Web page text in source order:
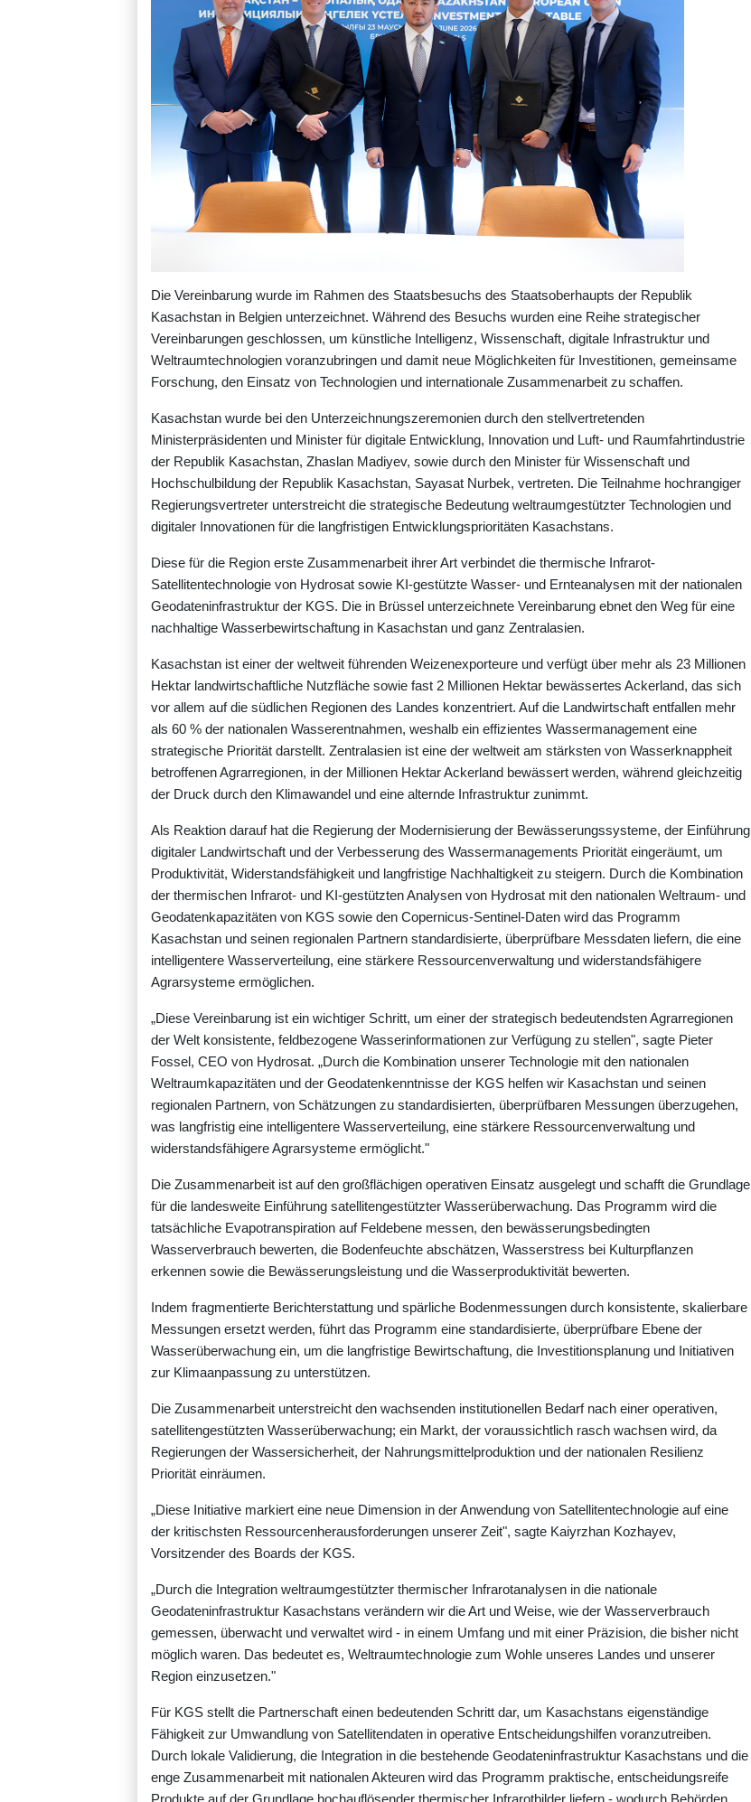
Die Vereinbarung wurde im Rahmen des Staatsbesuchs des Staatsoberhaupts der Republik
Kasachstan in Belgien unterzeichnet. Während des Besuchs wurden eine Reihe strategischer
Vereinbarungen geschlossen, um künstliche Intelligenz, Wissenschaft, digitale Infrastruktur und
Weltraumtechnologien voranzubringen und damit neue Möglichkeiten für Investitionen, gemeinsame
Forschung, den Einsatz von Technologien und internationale Zusammenarbeit zu schaffen.
Kasachstan wurde bei den Unterzeichnungszeremonien durch den stellvertretenden
Ministerpräsidenten und Minister für digitale Entwicklung, Innovation und Luft- und Raumfahrtindustrie
der Republik Kasachstan, Zhaslan Madiyev, sowie durch den Minister für Wissenschaft und
Hochschulbildung der Republik Kasachstan, Sayasat Nurbek, vertreten. Die Teilnahme hochrangiger
Regierungsvertreter unterstreicht die strategische Bedeutung weltraumgestützter Technologien und
digitaler Innovationen für die langfristigen Entwicklungsprioritäten Kasachstans.
Diese für die Region erste Zusammenarbeit ihrer Art verbindet die thermische Infrarot-
Satellitentechnologie von Hydrosat sowie KI-gestützte Wasser- und Ernteanalysen mit der nationalen
Geodateninfrastruktur der KGS. Die in Brüssel unterzeichnete Vereinbarung ebnet den Weg für eine
nachhaltige Wasserbewirtschaftung in Kasachstan und ganz Zentralasien.
Kasachstan ist einer der weltweit führenden Weizenexporteure und verfügt über mehr als 23 Millionen
Hektar landwirtschaftliche Nutzfläche sowie fast 2 Millionen Hektar bewässertes Ackerland, das sich
vor allem auf die südlichen Regionen des Landes konzentriert. Auf die Landwirtschaft entfallen mehr
als 60 % der nationalen Wasserentnahmen, weshalb ein effizientes Wassermanagement eine
strategische Priorität darstellt. Zentralasien ist eine der weltweit am stärksten von Wasserknappheit
betroffenen Agrarregionen, in der Millionen Hektar Ackerland bewässert werden, während gleichzeitig
der Druck durch den Klimawandel und eine alternde Infrastruktur zunimmt.
Als Reaktion darauf hat die Regierung der Modernisierung der Bewässerungssysteme, der Einführung
digitaler Landwirtschaft und der Verbesserung des Wassermanagements Priorität eingeräumt, um
Produktivität, Widerstandsfähigkeit und langfristige Nachhaltigkeit zu steigern. Durch die Kombination
der thermischen Infrarot- und KI-gestützten Analysen von Hydrosat mit den nationalen Weltraum- und
Geodatenkapazitäten von KGS sowie den Copernicus-Sentinel-Daten wird das Programm
Kasachstan und seinen regionalen Partnern standardisierte, überprüfbare Messdaten liefern, die eine
intelligentere Wasserverteilung, eine stärkere Ressourcenverwaltung und widerstandsfähigere
Agrarsysteme ermöglichen.
„Diese Vereinbarung ist ein wichtiger Schritt, um einer der strategisch bedeutendsten Agrarregionen
der Welt konsistente, feldbezogene Wasserinformationen zur Verfügung zu stellen", sagte Pieter
Fossel, CEO von Hydrosat. „Durch die Kombination unserer Technologie mit den nationalen
Weltraumkapazitäten und der Geodatenkenntnisse der KGS helfen wir Kasachstan und seinen
regionalen Partnern, von Schätzungen zu standardisierten, überprüfbaren Messungen überzugehen,
was langfristig eine intelligentere Wasserverteilung, eine stärkere Ressourcenverwaltung und
widerstandsfähigere Agrarsysteme ermöglicht."
Die Zusammenarbeit ist auf den großflächigen operativen Einsatz ausgelegt und schafft die Grundlage
für die landesweite Einführung satellitengestützter Wasserüberwachung. Das Programm wird die
tatsächliche Evapotranspiration auf Feldebene messen, den bewässerungsbedingten
Wasserverbrauch bewerten, die Bodenfeuchte abschätzen, Wasserstress bei Kulturpflanzen
erkennen sowie die Bewässerungsleistung und die Wasserproduktivität bewerten.
Indem fragmentierte Berichterstattung und spärliche Bodenmessungen durch konsistente, skalierbare
Messungen ersetzt werden, führt das Programm eine standardisierte, überprüfbare Ebene der
Wasserüberwachung ein, um die langfristige Bewirtschaftung, die Investitionsplanung und Initiativen
zur Klimaanpassung zu unterstützen.
Die Zusammenarbeit unterstreicht den wachsenden institutionellen Bedarf nach einer operativen,
satellitengestützten Wasserüberwachung; ein Markt, der voraussichtlich rasch wachsen wird, da
Regierungen der Wassersicherheit, der Nahrungsmittelproduktion und der nationalen Resilienz
Priorität einräumen.
„Diese Initiative markiert eine neue Dimension in der Anwendung von Satellitentechnologie auf eine
der kritischsten Ressourcenherausforderungen unserer Zeit", sagte Kaiyrzhan Kozhayev,
Vorsitzender des Boards der KGS.
„Durch die Integration weltraumgestützter thermischer Infrarotanalysen in die nationale
Geodateninfrastruktur Kasachstans verändern wir die Art und Weise, wie der Wasserverbrauch
gemessen, überwacht und verwaltet wird - in einem Umfang und mit einer Präzision, die bisher nicht
möglich waren. Das bedeutet es, Weltraumtechnologie zum Wohle unseres Landes und unserer
Region einzusetzen."
Für KGS stellt die Partnerschaft einen bedeutenden Schritt dar, um Kasachstans eigenständige
Fähigkeit zur Umwandlung von Satellitendaten in operative Entscheidungshilfen voranzutreiben.
Durch lokale Validierung, die Integration in die bestehende Geodateninfrastruktur Kasachstans und die
enge Zusammenarbeit mit nationalen Akteuren wird das Programm praktische, entscheidungsreife
Produkte auf der Grundlage hochauflösender thermischer Infrarotbilder liefern - wodurch Behörden,